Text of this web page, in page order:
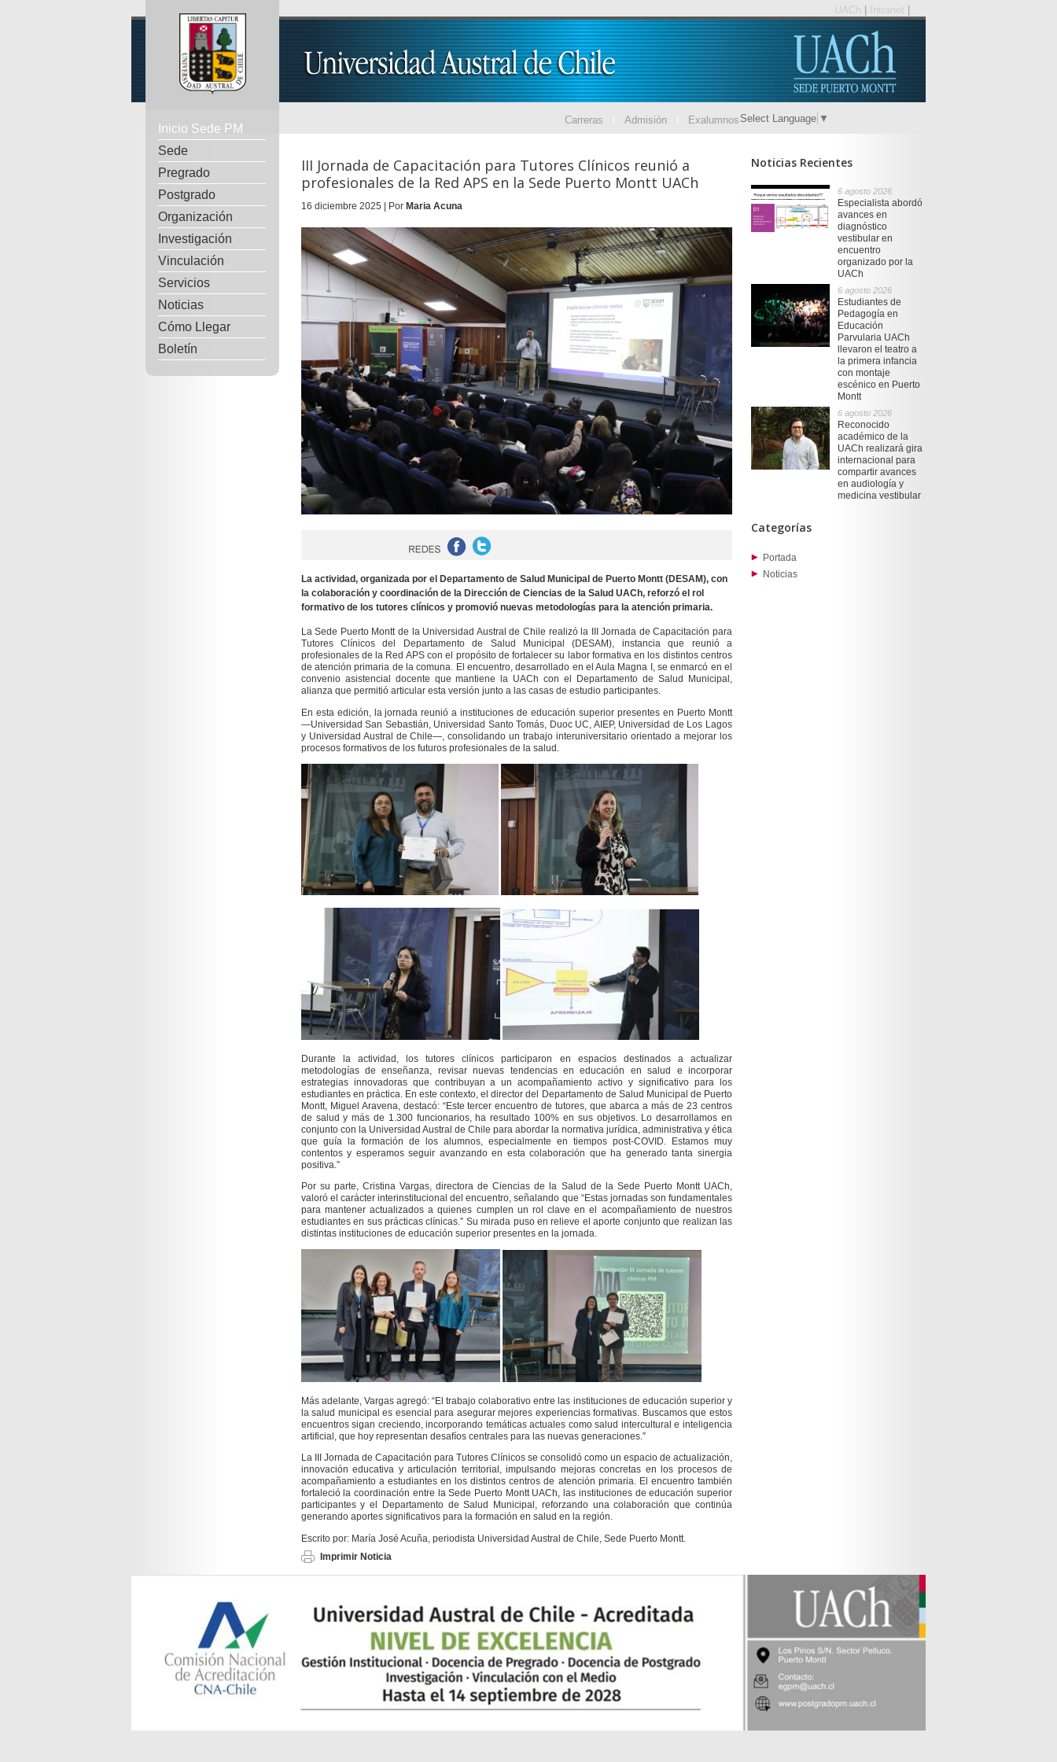
UACh Intranet
Inicio Sede PM
Sede
Pregrado
Postgrado
Organización
Investigación
Vinculación
Servicios
Noticias
Cómo Llegar
Boletín
Carreras Admisión Exalumnos Select Language ▼
III Jornada de Capacitación para Tutores Clínicos reunió a
profesionales de la Red APS en la Sede Puerto Montt UACh
16 diciembre 2025 | Por Maria Acuna
La actividad, organizada por el Departamento de Salud Municipal de Puerto Montt (DESAM), con
la colaboración y coordinación de la Dirección de Ciencias de la Salud UACh, reforzó el rol
formativo de los tutores clínicos y promovió nuevas metodologías para la atención primaria.
La Sede Puerto Montt de la Universidad Austral de Chile realizó la III Jornada de Capacitación para
Tutores Clínicos del Departamento de Salud Municipal (DESAM), instancia que reunió a
profesionales de la Red APS con el propósito de fortalecer su labor formativa en los distintos centros
de atención primaria de la comuna. El encuentro, desarrollado en el Aula Magna I, se enmarcó en el
convenio asistencial docente que mantiene la UACh con el Departamento de Salud Municipal,
alianza que permitió articular esta versión junto a las casas de estudio participantes.
En esta edición, la jornada reunió a instituciones de educación superior presentes en Puerto Montt
—Universidad San Sebastián, Universidad Santo Tomás, Duoc UC, AIEP, Universidad de Los Lagos
y Universidad Austral de Chile—, consolidando un trabajo interuniversitario orientado a mejorar los
procesos formativos de los futuros profesionales de la salud.
Durante la actividad, los tutores clínicos participaron en espacios destinados a actualizar
metodologías de enseñanza, revisar nuevas tendencias en educación en salud e incorporar
estrategias innovadoras que contribuyan a un acompañamiento activo y significativo para los
estudiantes en práctica. En este contexto, el director del Departamento de Salud Municipal de Puerto
Montt, Miguel Aravena, destacó: “Este tercer encuentro de tutores, que abarca a más de 23 centros
de salud y más de 1.300 funcionarios, ha resultado 100% en sus objetivos. Lo desarrollamos en
conjunto con la Universidad Austral de Chile para abordar la normativa jurídica, administrativa y ética
que guía la formación de los alumnos, especialmente en tiempos post-COVID. Estamos muy
contentos y esperamos seguir avanzando en esta colaboración que ha generado tanta sinergia
positiva.”
Por su parte, Cristina Vargas, directora de Ciencias de la Salud de la Sede Puerto Montt UACh,
valoró el carácter interinstitucional del encuentro, señalando que “Estas jornadas son fundamentales
para mantener actualizados a quienes cumplen un rol clave en el acompañamiento de nuestros
estudiantes en sus prácticas clínicas.” Su mirada puso en relieve el aporte conjunto que realizan las
distintas instituciones de educación superior presentes en la jornada.
Más adelante, Vargas agregó:“El trabajo colaborativo entre las instituciones de educación superior y
la salud municipal es esencial para asegurar mejores experiencias formativas. Buscamos que estos
encuentros sigan creciendo, incorporando temáticas actuales como salud intercultural e inteligencia
artificial, que hoy representan desafíos centrales para las nuevas generaciones.”
La III Jornada de Capacitación para Tutores Clínicos se consolidó como un espacio de actualización,
innovación educativa y articulación territorial, impulsando mejoras concretas en los procesos de
acompañamiento a estudiantes en los distintos centros de atención primaria. El encuentro también
fortaleció la coordinación entre la Sede Puerto Montt UACh, las instituciones de educación superior
participantes y el Departamento de Salud Municipal, reforzando una colaboración que continúa
generando aportes significativos para la formación en salud en la región.
Escrito por: María José Acuña, periodista Universidad Austral de Chile, Sede Puerto Montt.
Imprimir Noticia
Noticias Recientes
6 agosto 2026
Especialista abordó
avances en
diagnóstico
vestibular en
encuentro
organizado por la
UACh
6 agosto 2026
Estudiantes de
Pedagogía en
Educación
Parvularia UACh
llevaron el teatro a
la primera infancia
con montaje
escénico en Puerto
Montt
6 agosto 2026
Reconocido
académico de la
UACh realizará gira
internacional para
compartir avances
en audiología y
medicina vestibular
Categorías
Portada
Noticias